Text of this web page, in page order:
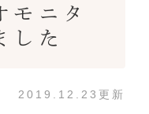
モニタ
した
2019.12.23更新